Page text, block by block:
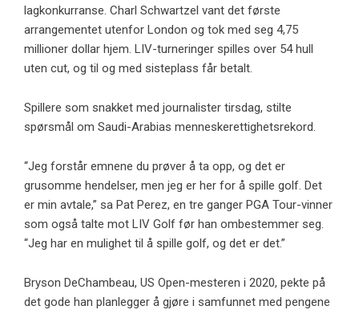
lagkonkurranse. Charl Schwartzel vant det første
arrangementet utenfor London og tok med seg 4,75
millioner dollar hjem. LIV-turneringer spilles over 54 hull
uten cut, og til og med sisteplass får betalt.
Spillere som snakket med journalister tirsdag, stilte
spørsmål om Saudi-Arabias menneskerettighetsrekord.
“Jeg forstår emnene du prøver å ta opp, og det er
grusomme hendelser, men jeg er her for å spille golf. Det
er min avtale,” sa Pat Perez, en tre ganger PGA Tour-vinner
som også talte mot LIV Golf før han ombestemmer seg.
“Jeg har en mulighet til å spille golf, og det er det.”
Bryson DeChambeau, US Open-mesteren i 2020, pekte på
det gode han planlegger å gjøre i samfunnet med pengene